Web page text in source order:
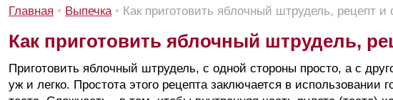
Главная • Выпечка • Как приготовить яблочный штрудель, рецепт и
Как приготовить яблочный штрудель,
Приготовить яблочный штрудель, с одной стороны просто, а с
уж и легко. Простота этого рецепта заключается в использовании